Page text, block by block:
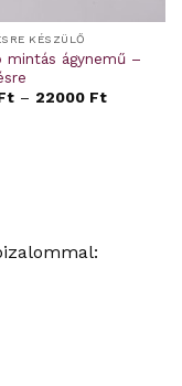
KÉSZÜLŐ
mintás ágynemű –
– 22000 Ft